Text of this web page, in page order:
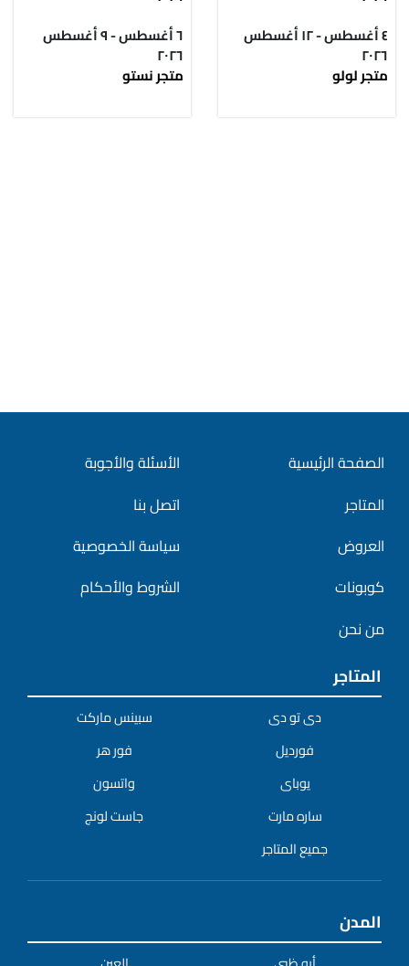
٤ أغسطس - ١٢ أغسطس
٢٠٢٦
متجر لولو
٦ أغسطس - ٩ أغسطس
٢٠٢٦
متجر نستو
الصفحة الرئيسية
المتاجر
العروض
كوبونات
من نحن
الأسئلة والأجوبة
اتصل بنا
سياسة الخصوصية
الشروط والأحكام
المتاجر
دى تو دى
سبينس ماركت
فورديل
فور هر
يوباى
واتسون
ساره مارت
جاست لونج
جميع المتاجر
المدن